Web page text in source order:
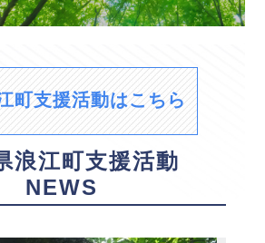
町支援活動はこちら
浪江町支援活動
NEWS